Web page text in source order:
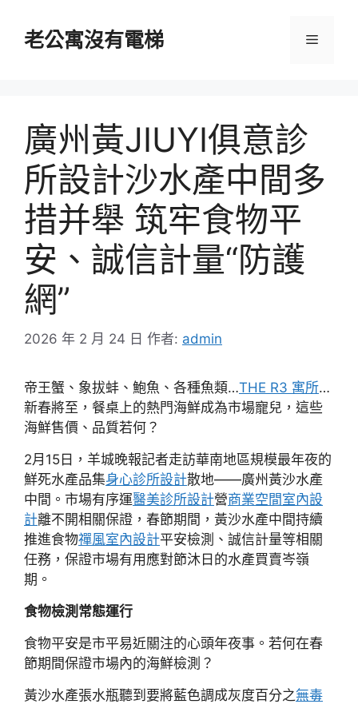
老公寓沒有電梯 選
廣州黃JIUYI俱意診
所設計沙水產中間多
措并舉 筑牢食物平
安、誠信計量“防護
網”
2026 年 2 月 24 日 作者: admin
帝王蟹、象拔蚌、鮑魚、各種魚類…THE R3 寓所…
新春將至，餐桌上的熱門海鮮成為市場寵兒，這些
海鮮售價、品質若何？
2月15日，羊城晚報記者走訪華南地區規模最年夜的
鮮死水產品集身心診所設計散地——廣州黃沙水產
中間。市場有序運醫美診所設計營商業空間室內設
計離不開相關保證，春節期間，黃沙水產中間持續
推進食物禪風室內設計平安檢測、誠信計量等相關
任務，保證市場有用應對節沐日的水產買賣岑嶺
期。
食物檢測常態運行
食物平安是市平易近關注的心頭年夜事。若何在春
節期間保證市場內的海鮮檢測？
黃沙水產張水瓶聽到要將藍色調成灰度百分之無毒